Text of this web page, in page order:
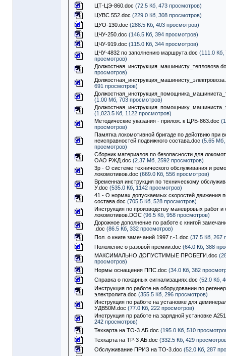
ЦТ-ЦЭ-860.doc (72.5 Кб, 473 просмотров)
ЦУВС 552.doc (229.0 Кб, 308 просмотров)
ЦУО-130.doc (288.5 Кб, 403 просмотров)
ЦЧУ-250.doc (146.5 Кб, 394 просмотров)
ЦЧУ-919.doc (115.0 Кб, 344 просмотров)
ЦЧУ-4832 по заполнению маршрута.doc (111.0 Кб,
просмотров)
просмотров)
691 просмотров)
(1.00 Мб, 703 просмотров)
(1,023.5 Кб, 1122 просмотров)
Методические указания - прилож. к ЦРБ-863.doc
просмотров)
Памятка локомотивной бригаде по действию при
неисправностей подвижного состава.doc (5.65 Мб,
просмотров)
Сборник материалов по безопасности для
ОАО РЖД.doc (2.37 Мб, 2592 просмотров)
3р - О системе технического обслуживания и
локомотивов.doc (669.0 Кб, 556 просмотров)
Временная инструкция по техническому
У.doc (535.0 Кб, 1142 просмотров)
41 - О нормах допускаемых скоростей движения
состава.doc (705.5 Кб, 528 просмотров)
Инструкция по производству маневровых работ
локомотивов.DOC (96.5 Кб, 958 просмотров)
Дорожное дополнение по работе с книгой
.doc (86.5 Кб, 332 просмотров)
Пол. о книге замечаний 1997 г.-1.doc (37.5 Кб, 267
Положение о разовой премии.doc (64.0 Кб, 388
МАКСИМАЛЬНО ДОПУСТИМЫЕ ПРОБЕГИ.doc
просмотров)
Нормы оснащения ППС.doc (34.0 Кб, 382
Справка о пожарных сигнализациях.doc (52.0 Кб,
Инструкция по работе на оборудовании по
электролита.doc (355.5 Кб, 296 просмотров)
Инструкция по работе на установке для
УДВ50М.doc (77.0 Кб, 222 просмотров)
Инструкция пр работе на зарядной установке
242 просмотров)
Техкарта на ТО-3 АБ.doc (195.0 Кб, 510
Техкарта на ТР-3 АБ.doc (332.5 Кб, 429
Обслуживание ПРИЗ на ТО-3.doc (52.0 Кб, 287